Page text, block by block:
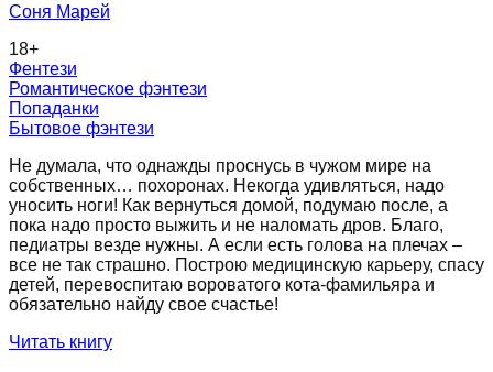
Соня Марей
18+
Фентези
Романтическое фэнтези
Попаданки
Бытовое фэнтези
Не думала, что однажды проснусь в чужом мире на
собственных… похоронах. Некогда удивляться, надо
уносить ноги! Как вернуться домой, подумаю после, а
пока надо просто выжить и не наломать дров. Благо,
педиатры везде нужны. А если есть голова на плечах –
все не так страшно. Построю медицинскую карьеру, спасу
детей, перевоспитаю вороватого кота-фамильяра и
обязательно найду свое счастье!
Читать книгу